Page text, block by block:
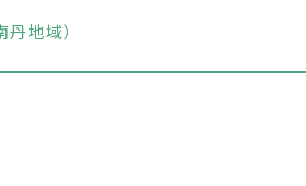
地域）